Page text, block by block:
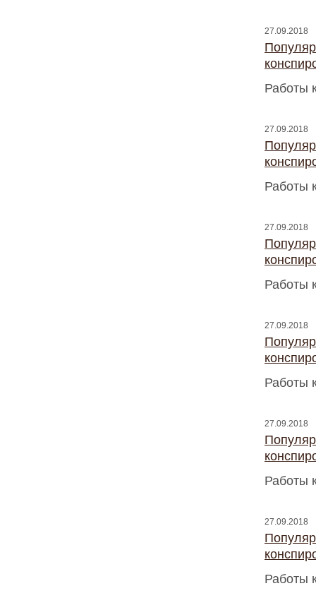
27.09.2018
Работы
27.09.2018
Работы
27.09.2018
Работы
27.09.2018
Работы
27.09.2018
Работы
27.09.2018
Работы